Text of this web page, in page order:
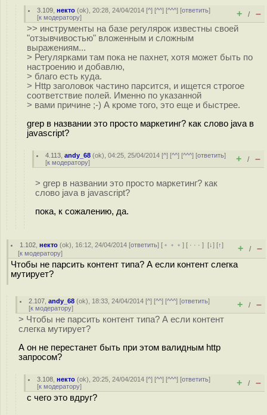
3.109 ,некто (ok), 20:28, 24/04/2014 [^] [^^] [^^^] [ответить]
[к модератору] + / –
>> инструменты на базе регулярок известны своей
"отзывчивостью" вложенным и сложным
выражениям...
> Регулярками там пока не пахнет, хотя может быть по
настроению и добавлю,
> благо есть куда.
> Http заголовок частино парсится, и ищется строгое
соответствие полей. Именно по указанной
> вами причине ;-) А кроме того, это еще и быстрее.
grep в названии это просто маркетинг? как слово java в
javascript?
4.113 ,andy_68 (ok), 04:25, 25/04/2014 [^] [^^] [^^^] [ответить]
[к модератору] + / –
> grep в названии это просто маркетинг? как
слово java в javascript?
пока, к сожалению, да.
1.102 ,некто (ok), 16:12, 24/04/2014 [ответить] [ ﹢﹢﹢] [ · · ·][↓] [↑]
[к модератору] + / –
Чтобы не парсить контент типа? А если контент слегка
мутирует?
2.107 ,andy_68 (ok), 18:33, 24/04/2014 [^] [^^] [^^^] [ответить]
[к модератору] + / –
> Чтобы не парсить контент типа? А если контент
слегка мутирует?
А он не перестанет быть при этом валидным http
запросом?
3.108 ,некто (ok), 20:25, 24/04/2014 [^] [^^] [^^^] [ответить]
[к модератору] + / –
с чего это вдруг?